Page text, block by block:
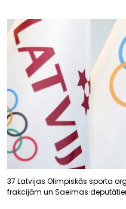
37 Latvijas Olimpiskās sporta
frakcijām un Saeimas